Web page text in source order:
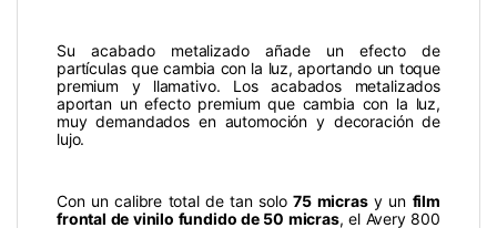
Su acabado metalizado añade un efecto de
partículas que cambia con la luz, aportando un toque
premium y llamativo. Los acabados metalizados
aportan un efecto premium que cambia con la luz,
muy demandados en automoción y decoración de
lujo.
Con un calibre total de tan solo75 micrasy un film
frontal de vinilo fundido de 50 micras, el Avery 800